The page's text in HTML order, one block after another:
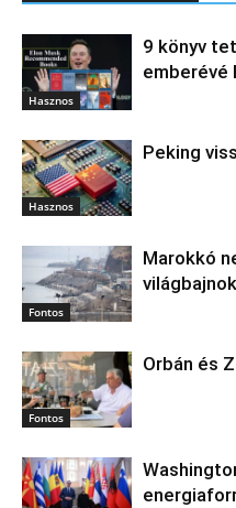
Hasznos
9 könyv
emberévé
Hasznos
Peking
Fontos
Marokkó
Fontos
Orbán és